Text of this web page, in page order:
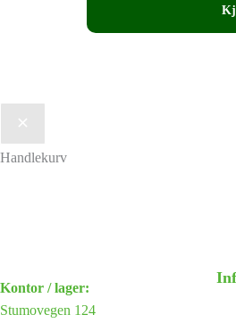
Handlekurv
Kontor / lager:
Stumovegen 124